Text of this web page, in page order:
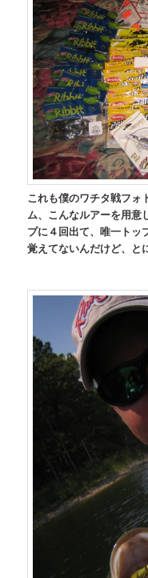
これも僕のワチタ戦フォ
ム、こんなルアーを用意
プに４回出て、唯一トッ
覚えてないんだけど、と